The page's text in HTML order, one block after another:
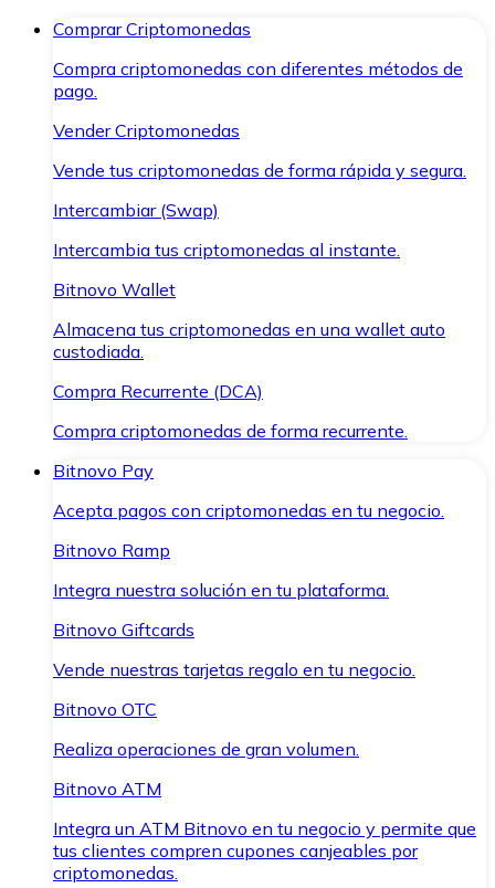
Comprar Criptomonedas
Compra criptomonedas con diferentes métodos de
pago.
Vender Criptomonedas
Vende tus criptomonedas de forma rápida y segura.
Intercambiar (Swap)
Intercambia tus criptomonedas al instante.
Bitnovo Wallet
Almacena tus criptomonedas en una wallet auto
custodiada.
Compra Recurrente (DCA)
Compra criptomonedas de forma recurrente.
Bitnovo Pay
Acepta pagos con criptomonedas en tu negocio.
Bitnovo Ramp
Integra nuestra solución en tu plataforma.
Bitnovo Giftcards
Vende nuestras tarjetas regalo en tu negocio.
Bitnovo OTC
Realiza operaciones de gran volumen.
Bitnovo ATM
Integra un ATM Bitnovo en tu negocio y permite que
tus clientes compren cupones canjeables por
criptomonedas.